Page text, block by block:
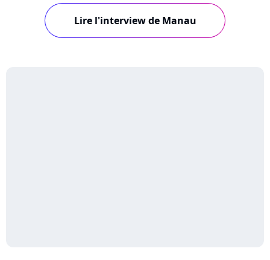
Top 50, Pure Charts a rencontré Martial, sans
ses deux acolytes qui ont quitté la bande il y a
Lire l'interview de Manau